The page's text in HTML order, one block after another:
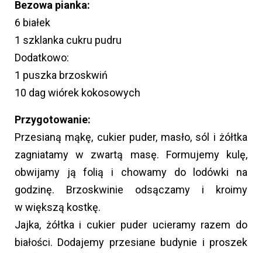
Bezowa pianka:
6 białek
1 szklanka cukru pudru
Dodatkowo:
1 puszka brzoskwiń
10 dag wiórek kokosowych
Przygotowanie:
Przesianą mąkę, cukier puder, masło, sól i żółtka
zagniatamy w zwartą masę. Formujemy kulę,
obwijamy ją folią i chowamy do lodówki na
godzinę. Brzoskwinie odsączamy i kroimy
w większą kostkę.
Jajka, żółtka i cukier puder ucieramy razem do
białości. Dodajemy przesiane budynie i proszek